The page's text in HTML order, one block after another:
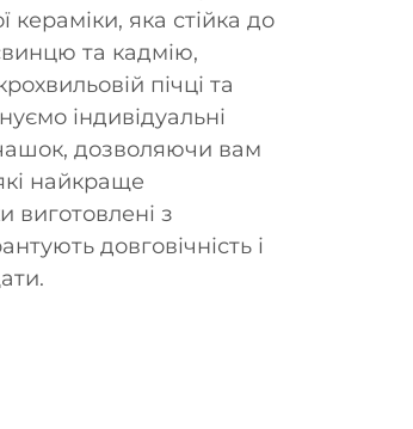
кераміки, яка стійка до
та кадмію,
пічці та
індивідуальні
дозволяючи вам
найкраще
виготовлені з
довговічність і